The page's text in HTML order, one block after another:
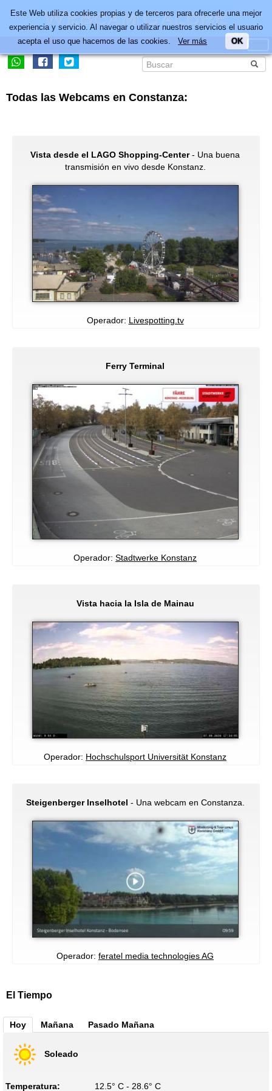
Todas las Webcams en Constanza:
Vista desde el LAGO Shopping-Center- Una buena
transmisión en vivo desde Konstanz.
Operador: Livespotting.tv
Ferry Terminal
Operador: Stadtwerke Konstanz
Vista hacia la Isla de Mainau
Operador: Hochschulsport Universität Konstanz
Steigenberger Inselhotel - Una webcam en Constanza.
Operador: feratel media technologies AG
El Tiempo
Hoy Mañana Pasado Mañana
Soleado
Temperatura: 12.5° C - 28.6° C
Este Web utiliza cookies propias y de terceros para ofrecerle una mejor
experiencia y servicio. Al navegar o utilizar nuestros servicios el usuario
acepta el uso que hacemos de las cookies. Ver más OK